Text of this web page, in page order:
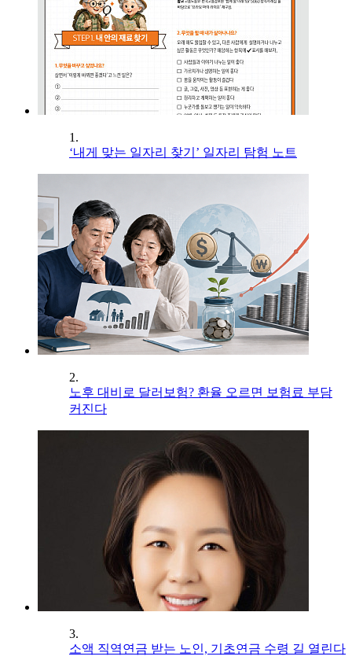
1.
‘내게 맞는 일자리 찾기’ 일자리 탐험 노트
2.
노후 대비로 달러보험? 환율 오르면 보험료 부담
커진다
3.
소액 직역연금 받는 노인, 기초연금 수령 길 열린다